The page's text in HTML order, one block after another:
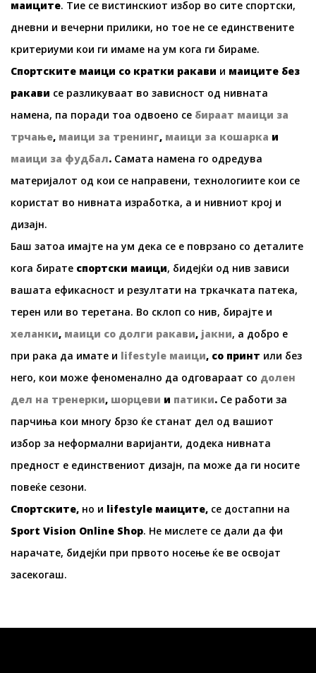
маиците. Тие се вистинскиот избор во сите спортски,
дневни и вечерни прилики, но тое не се единствените
критериуми кои ги имаме на ум кога ги бираме.
Спортските маици со кратки ракави и маиците без
ракави се разликуваат во зависност од нивната
намена, па поради тоа одвоено се бираат маици за
трчање, маици за тренинг, маици за кошарка и
маици за фудбал. Самата намена го одредува
материјалот од кои се направени, технологиите кои се
користат во нивната изработка, а и нивниот крој и
дизајн.
Баш затоа имајте на ум дека се е поврзано со деталите
кога бирате спортски маици, бидејќи од нив зависи
вашата ефикасност и резултати на тркачката патека,
терен или во теретана. Во склоп со нив, бирајте и
хеланки, маици со долги ракави, јакни, а добро е
при рака да имате и lifestyle маици, со принт или без
него, кои може феноменално да одговараат со долен
дел на тренерки, шорцеви и патики. Се работи за
парчиња кои многу брзо ќе станат дел од вашиот
избор за неформални варијанти, додека нивната
предност е единствениот дизајн, па може да ги носите
повеќе сезони.
Спортските, но и lifestyle маиците, се достапни на
Sport Vision Online Shop. Не мислете се дали да фи
нарачате, бидејќи при првото носење ќе ве освојат
засекогаш.